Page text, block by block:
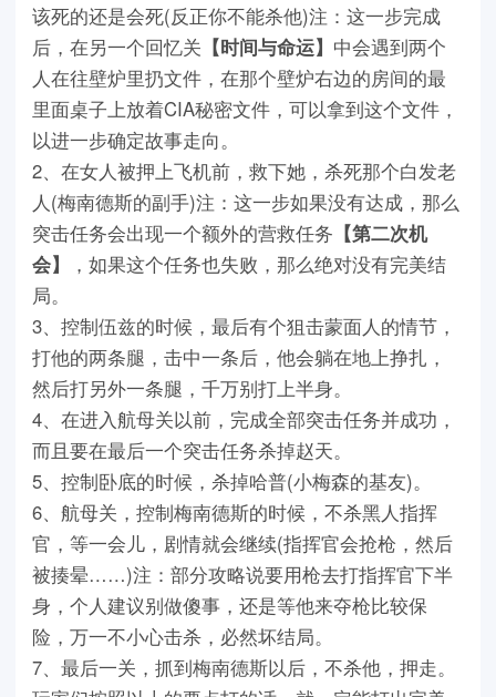
该死的还是会死(反正你不能杀他)注：这一步完成
后，在另一个回忆关 【时间与命运】 中会遇到两个
人在往壁炉里扔文件，在那个壁炉右边的房间的最
里面桌子上放着CIA秘密文件，可以拿到这个文件，
以进一步确定故事走向。
2、在女人被押上飞机前，救下她，杀死那个白发老
人(梅南德斯的副手)注：这一步如果没有达成，那么
突击任务会出现一个额外的营救任务 【第二次机
会】
，如果这个任务也失败，那么绝对没有完美结
局。
3、控制伍兹的时候，最后有个狙击蒙面人的情节，
打他的两条腿，击中一条后，他会躺在地上挣扎，
然后打另外一条腿，千万别打上半身。
4、在进入航母关以前，完成全部突击任务并成功，
而且要在最后一个突击任务杀掉赵天。
5、控制卧底的时候，杀掉哈普(小梅森的基友)。
6、航母关，控制梅南德斯的时候，不杀黑人指挥
官，等一会儿，剧情就会继续(指挥官会抢枪，然后
被揍晕……)注：部分攻略说要用枪去打指挥官下半
身，个人建议别做傻事，还是等他来夺枪比较保
险，万一不小心击杀，必然坏结局。
7、最后一关，抓到梅南德斯以后，不杀他，押走。